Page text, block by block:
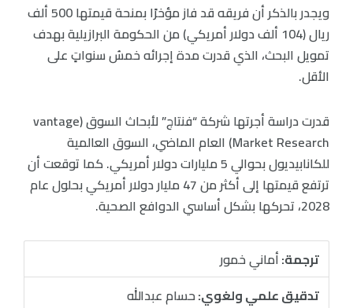
ويجدر بالذكر أن فريقه قد فاز مؤخرًا بمنحة قيمتها 500 ألف
ريال (104 ألف دولار أمريكي) من الحكومة البرازيلية بهدف
تمويل البحث، الذي قدرت مدة إجرائه خمسُ سنواتٍ على
الأقل.
قدرت دراسة أجرتها شركة “فنتاج” لأبحاث السوق (vantage
Market Research) العام الماضي، السوق العالمية
للكانابيديول بحوالي 5 مليارات دولار أمريكي. كما توقعت أن
ترتفع قيمتها إلى أكثر من 47 مليار دولار أمريكي بحلول عام
2028، تحركها بشكل أساسي الدوافع الصحية.
ترجمة:أماني خمور
تدقيق علمي ولغوي:حسام عبدالله